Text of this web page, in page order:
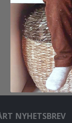
NYHETSBREV